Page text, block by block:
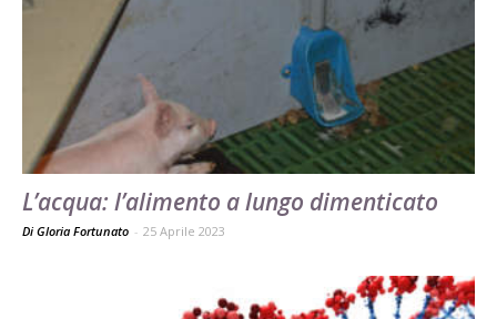
L’acqua: l’alimento a lungo dimenticato
Di Gloria Fortunato - 25 Aprile 2023